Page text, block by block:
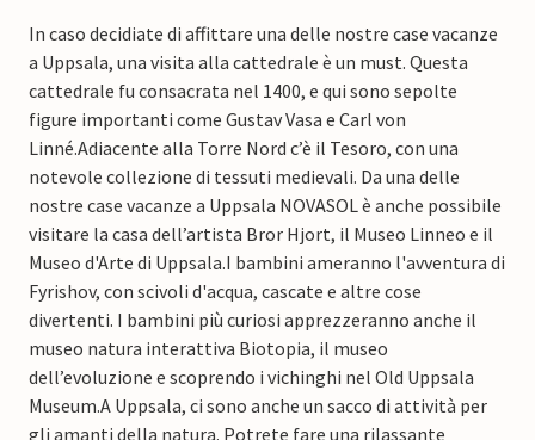
In caso decidiate di affittare una delle nostre case vacanze
a Uppsala, una visita alla cattedrale è un must. Questa
cattedrale fu consacrata nel 1400, e qui sono sepolte
figure importanti come Gustav Vasa e Carl von
Linné.Adiacente alla Torre Nord c’è il Tesoro, con una
notevole collezione di tessuti medievali. Da una delle
nostre case vacanze a Uppsala NOVASOL è anche possibile
visitare la casa dell’artista Bror Hjort, il Museo Linneo e il
Museo d'Arte di Uppsala.I bambini ameranno l'avventura di
Fyrishov, con scivoli d'acqua, cascate e altre cose
divertenti. I bambini più curiosi apprezzeranno anche il
museo natura interattiva Biotopia, il museo
dell’evoluzione e scoprendo i vichinghi nel Old Uppsala
Museum.A Uppsala, ci sono anche un sacco di attività per
gli amanti della natura. Potrete fare una rilassante